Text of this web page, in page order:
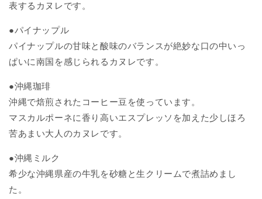
表するカヌレです。
●パイナップル
パイナップルの甘味と酸味のバランスが絶妙な口の中いっ
ぱいに南国を感じられるカヌレです。
●沖縄珈琲
沖縄で焙煎されたコーヒー豆を使っています。
マスカルポーネに香り高いエスプレッソを加えた少しほろ
苦あまい大人のカヌレです。
●沖縄ミルク
希少な沖縄県産の牛乳を砂糖と生クリームで煮詰めまし
た。